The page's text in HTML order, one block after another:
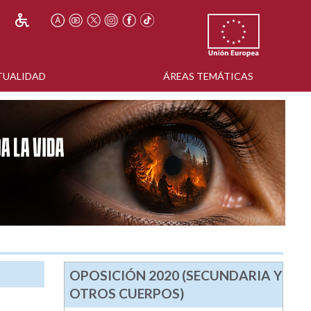
ÁREAS TEMÁTICAS
OPOSICIÓN 2020 (SECUNDARIA Y
OTROS CUERPOS)